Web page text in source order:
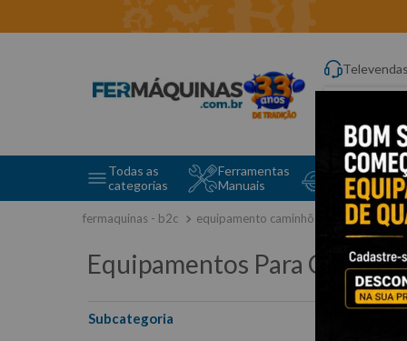
Digite aqui o
Todas as
categorias
Ferramentas
Manuais
e Máquinas
equipamento caminhões
Equipamentos Para
Subcategoria